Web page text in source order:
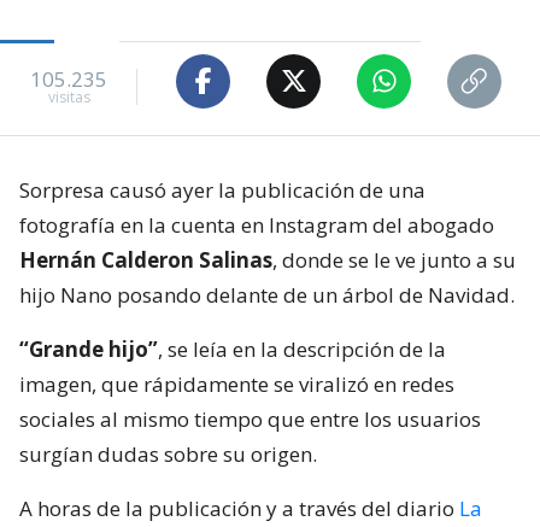
105.235
visitas
Sorpresa causó ayer la publicación de una
fotografía en la cuenta en Instagram del abogado
Hernán Calderon Salinas, donde se le ve junto a su
hijo Nano posando delante de un árbol de Navidad.
“Grande hijo”, se leía en la descripción de la
imagen, que rápidamente se viralizó en redes
sociales al mismo tiempo que entre los usuarios
surgían dudas sobre su origen.
A horas de la publicación y a través del diario La